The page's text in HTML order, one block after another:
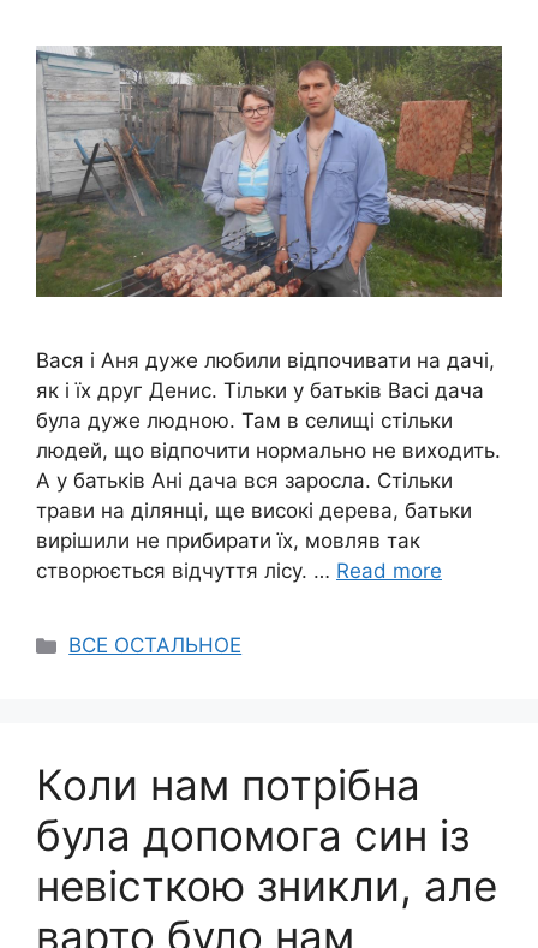
Вася і Аня дуже любили відпочивати на дачі,
як і їх друг Денис. Тільки у батьків Васі дача
була дуже людною. Там в селищі стільки
людей, що відпочити нормально не виходить.
А у батьків Ані дача вся заросла. Стільки
трави на ділянці, ще високі дерева, батьки
вирішили не прибирати їх, мовляв так
створюється відчуття лісу. … Read more
Categories
ВСЕ ОСТАЛЬНОЕ
Коли нам потрібна
була допомога син із
невісткою зникли, але
варто було нам